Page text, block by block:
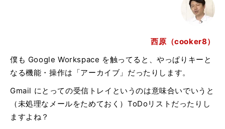
西原（cooker8）
僕も Google Workspace を触ってると、やっぱりキーと
なる機能・操作は「アーカイブ」だったりします。
Gmail にとっての受信トレイというのは意味合いでいうと
（未処理なメールをためておく）ToDoリストだったりし
ますよね？